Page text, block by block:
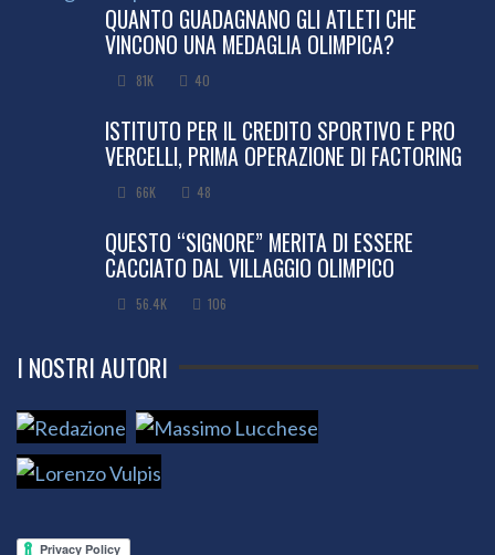
QUANTO GUADAGNANO GLI ATLETI CHE
VINCONO UNA MEDAGLIA OLIMPICA?
81K 40
ISTITUTO PER IL CREDITO SPORTIVO E PRO
VERCELLI, PRIMA OPERAZIONE DI FACTORING
66K 48
QUESTO “SIGNORE” MERITA DI ESSERE
CACCIATO DAL VILLAGGIO OLIMPICO
56.4K 106
I NOSTRI AUTORI